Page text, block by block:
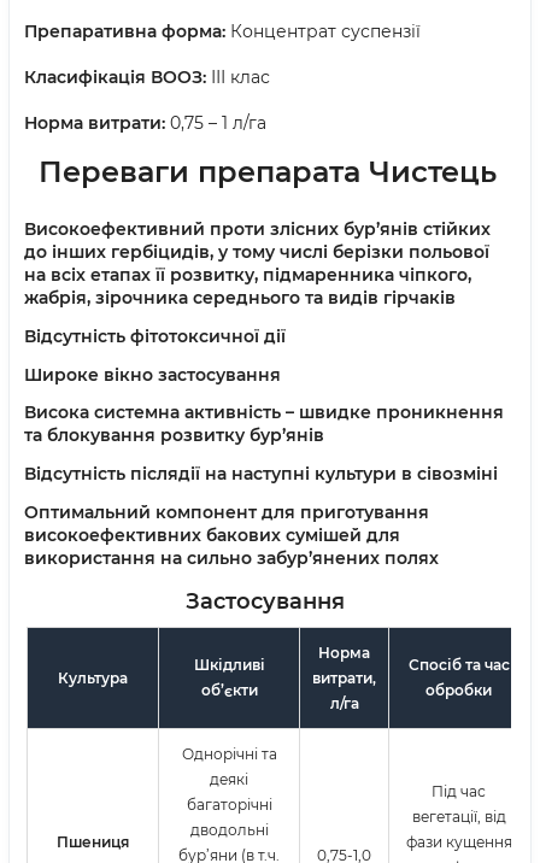
Препаративна форма: Концентрат суспензії
Класифікація ВООЗ: ІІІ клас
Норма витрати: 0,75 – 1 л/га
Переваги препарата Чистець
Високоефективний проти злісних бур’янів стійких
до інших гербіцидів, у тому числі берізки польової
на всіх етапах її розвитку, підмаренника чіпкого,
жабрія, зірочника середнього та видів гірчаків
Відсутність фітотоксичної дії
Широке вікно застосування
Висока системна активність – швидке проникнення
та блокування розвитку бур’янів
Відсутність післядії на наступні культури в сівозміні
Оптимальний компонент для приготування
високоефективних бакових сумішей для
використання на сильно забур’янених полях
Застосування
Культура
Шкідливі
об’єкти
Норма
витрати,
л/га
Спосіб та час
обробки
Пшениця
Однорічні та
деякі
багаторічні
дводольні
бур’яни (в т.ч.
0,75-1,0
Під час
вегетації, від
фази кущення